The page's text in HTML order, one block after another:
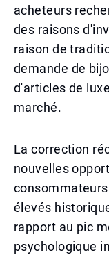
acheteurs
des raisons
raison de
demande de
d'articles de
marché.
La correction
nouvelles
élevés
rapport au pic
psychologique